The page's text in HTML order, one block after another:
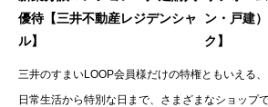
優待【三井不動産レジデンシャ
ル】
ン・戸建
ク】
三井のすまいLOOP会員様だけの特権ともいえる、
日常生活から特別な日まで、さまざまなショップ